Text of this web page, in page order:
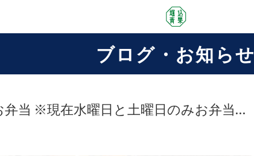
ブログ・お知らせ
弁当 ※現在水曜日と土曜日のみお弁当…